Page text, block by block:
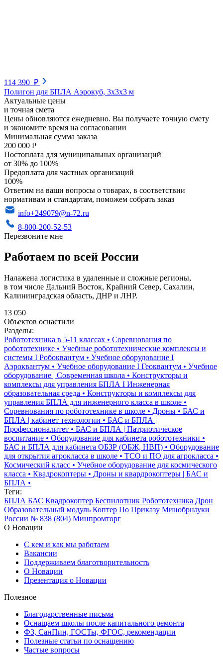
114 390 ₽
Полигон для БПЛА Аэрокуб, 3х3х3 м
Актуальные цены
и точная смета
Цены обновляются ежедневно. Вы получаете точную смету
и экономите время на согласовании
Минимальная сумма заказа
200 000 Р
Постоплата для муниципальных организаций
от 30% до 100%
Предоплата для частных организаций
100%
Ответим на ваши вопросы о товарах, в соответствии
нормативам и стандартам, поможем собрать заказ
info+249079@n-72.ru
8-800-200-52-53
Перезвоните мне
Работаем по всей России
Налажена логистика в удаленные и сложные регионы,
в том числе Дальний Восток, Крайний Север, Сахалин,
Калининградская область, ДНР и ЛНР.
13 050
Объектов оснастили
Разделы:
Робототехника в 5-11 классах • Соревнования по
робототехнике • Учебные робототехнические комплексы и
системы I Робоквантум • Учебное оборудование I
Аэроквантум • Учебное оборудование I Геоквантум • Учебное
оборудование | Современная школа • Конструкторы и
комплексы для управления БПЛА I Инженерная
образовательная среда • Конструкторы и комплексы для
управления БПЛА для инженерного класса в школе •
Соревнования по робототехнике в школе • Дроны • БАС и
БПЛА | кабинет технологии • БАС и БПЛА |
Профессионалитет • БАС и БПЛА | Патриотическое
воспитание • Оборудование для кабинета робототехники •
БАС и БПЛА для кабинета ОБЗР (ОБЖ, НВП) • Оборудование
для открытия агрокласса в школе • ТСО и ПО для агрокласса •
Космический класс • Учебное оборудование для космического
класса • Квадрокоптеры • Дроны и квардрокоптеры | БАС и
БПЛА •
Теги:
БПЛА БАС Квадрокоптер Беспилотник Робототехника Дрон
Образовательный модуль Коптер По Приказу Минобрнауки
России № 838 (804) Минпромторг
О Новации
С кем и как мы работаем
Вакансии
Поддерживаем благотворительность
О Новации
Презентация о Новации
Полезное
Благодарственные письма
Оснащаем школы после капитального ремонта
ФЗ, СанПин, ГОСТы, ФГОС, рекомендации
Полезные статьи по оснащению
Частые вопросы